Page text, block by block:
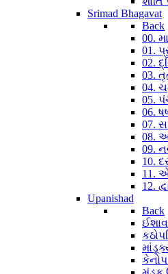
Srimad Bhagavat
Back
00.
01.
02.
03.
04.
05.
06.
07.
08.
09.
10.
11.
12.
Upanishad
Back